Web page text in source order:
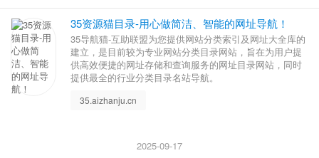
35资源猫目录-用心做简洁、智能的网址导航！
35导航猫-互助联盟为您提供网站分类索引及网址大全库的
建立，是目前较为专业网站分类目录网站，旨在为用户提
供高效便捷的网址存储和查询服务的网址目录网站，同时
提供最全的行业分类目录名站导航。
35.aizhanju.cn
2025-09-17